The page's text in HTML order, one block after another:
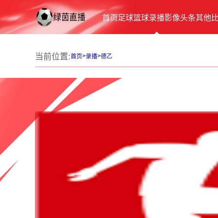
首页足球篮球录播影像头条其他
当前位置:首页>录播>德乙